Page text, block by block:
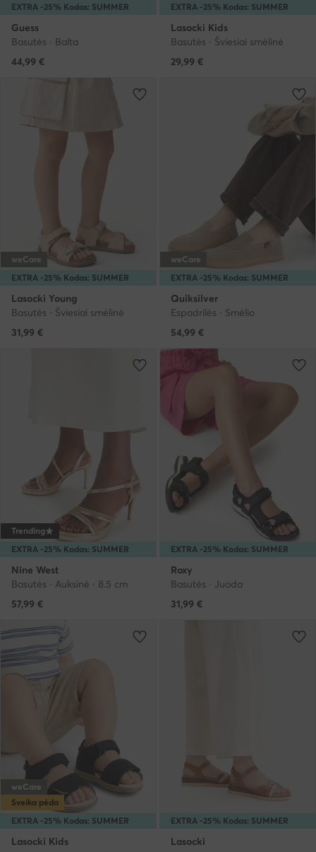
EXTRA -25% Kodas: SUMMER
Guess
Basutės · Balta
44,99 €
EXTRA -25% Kodas: SUMMER
Lasocki Kids
Basutės · Šviesiai smėlinė
29,99 €
EXTRA -25% Kodas: SUMMER
weCare
Lasocki Young
Basutės · Šviesiai smėlinė
31,99 €
EXTRA -25% Kodas: SUMMER
weCare
Quiksilver
Espadrilės · Smėlio
54,99 €
EXTRA -25% Kodas: SUMMER
Trending
Nine West
Basutės · Auksinė · 8.5 cm
57,99 €
EXTRA -25% Kodas: SUMMER
Roxy
Basutės · Juoda
31,99 €
EXTRA -25% Kodas: SUMMER
weCare
Sveika pėda
Lasocki Kids
EXTRA -25% Kodas: SUMMER
Lasocki